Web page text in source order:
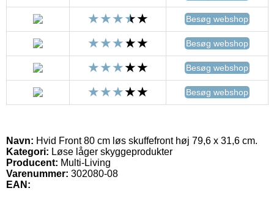
Besøg webshop
Besøg webshop
Besøg webshop
Besøg webshop
Navn: Hvid Front 80 cm løs skuffefront høj 79,6 x 31,6 cm.
Kategori: Løse låger skyggeprodukter
Producent: Multi-Living
Varenummer: 302080-08
EAN: